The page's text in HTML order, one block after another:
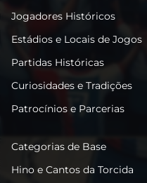
Jogadores Históricos
Estádios e Locais de Jogos
Partidas Históricas
Curiosidades e Tradições
Patrocínios e Parcerias
Categorias de Base
Hino e Cantos da Torcida